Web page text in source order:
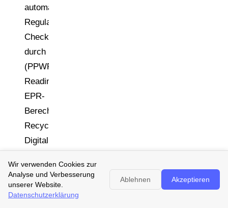
automatisierte
Regulatorik-
Checks
durch
(PPWR-
Readiness,
EPR-
Berechnung,
Recyclingfähigkeit,
Digital
Passport-
Unterstützung).
Wir verwenden Cookies zur
Analyse und Verbesserung
unserer Website.
Datenschutzerklärung
Ablehnen Akzeptieren